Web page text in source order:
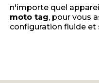
n'importe quel
moto tag, pour vous
configuration fluide et